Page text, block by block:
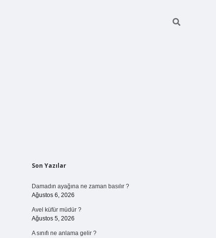
Sidebar
Son Yazılar
Damadın ayağına ne zaman basılır ?
Ağustos 6, 2026
Avel küfür müdür ?
Ağustos 5, 2026
A sınıfı ne anlama gelir ?